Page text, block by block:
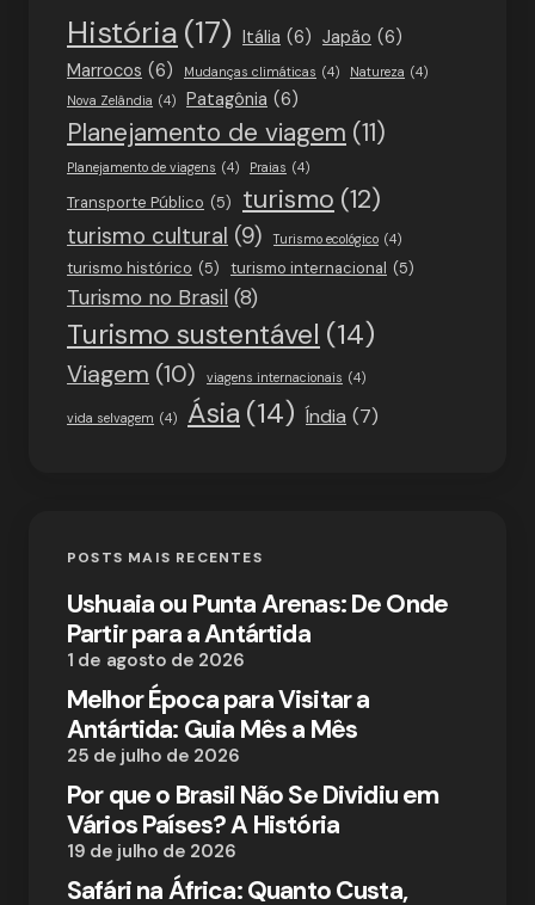
História (17) Itália (6) Japão (6)
Marrocos (6) Mudanças climáticas (4) Natureza (4)
Nova Zelândia (4) Patagônia (6)
Planejamento de viagem (11)
Planejamento de viagens (4) Praias (4)
Transporte Público (5) turismo (12)
turismo cultural (9) Turismo ecológico (4)
turismo histórico (5) turismo internacional (5)
Turismo no Brasil (8)
Turismo sustentável (14)
Viagem (10) viagens internacionais (4)
vida selvagem (4) Ásia (14) Índia (7)
POSTS MAIS RECENTES
Ushuaia ou Punta Arenas: De Onde
Partir para a Antártida
1 de agosto de 2026
Melhor Época para Visitar a
Antártida: Guia Mês a Mês
25 de julho de 2026
Por que o Brasil Não Se Dividiu em
Vários Países? A História
19 de julho de 2026
Safári na África: Quanto Custa,